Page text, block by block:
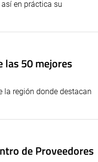
en práctica su
las 50 mejores
la región donde destacan
de Proveedores